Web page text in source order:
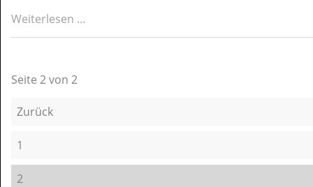
Weiterlesen …
des
Seite 2 von 2
Zurück
1
2